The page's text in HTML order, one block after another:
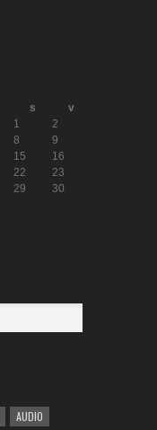
s
v
1
2
8
9
15
16
22
23
29
30
AUDIO